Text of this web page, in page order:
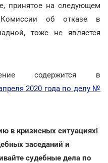
принятое на следующем
об отказе в
тоже не является
содержится в
2020 года по делу №
в кризисных ситуациях!
заседаний и
судебные дела по